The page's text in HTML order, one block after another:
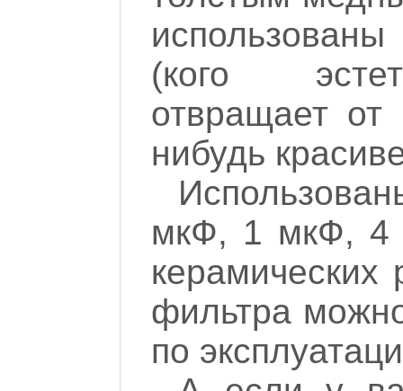
(кого
отвращает от
нибудь
мкФ, 1 мкФ, 4
фильтра
по